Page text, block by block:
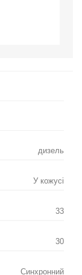
дизель
У кожусі
33
30
Синхронний